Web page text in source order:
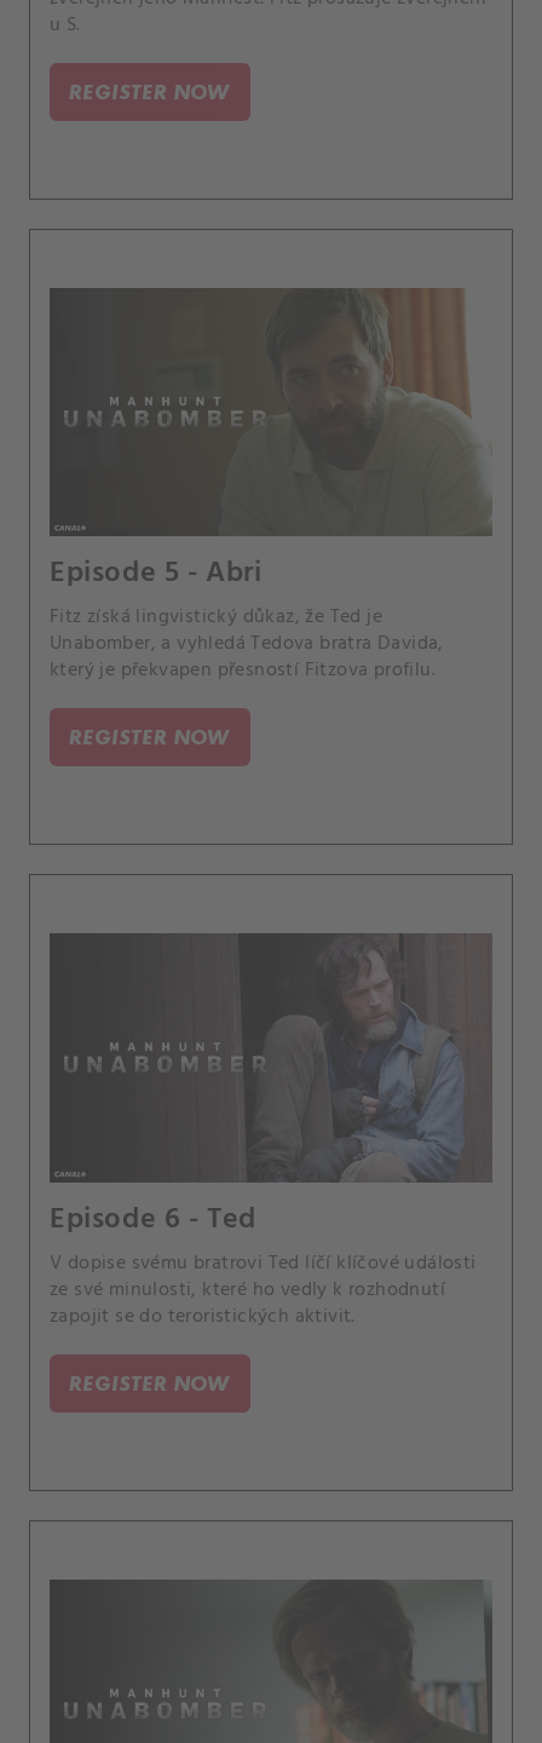
u S.
REGISTER NOW
Episode 5 - Abri
Fitz získá lingvistický důkaz, že Ted je
Unabomber, a vyhledá Tedova bratra Davida,
který je překvapen přesností Fitzova profilu.
REGISTER NOW
Episode 6 - Ted
V dopise svému bratrovi Ted líčí klíčové události
ze své minulosti, které ho vedly k rozhodnutí
zapojit se do teroristických aktivit.
REGISTER NOW